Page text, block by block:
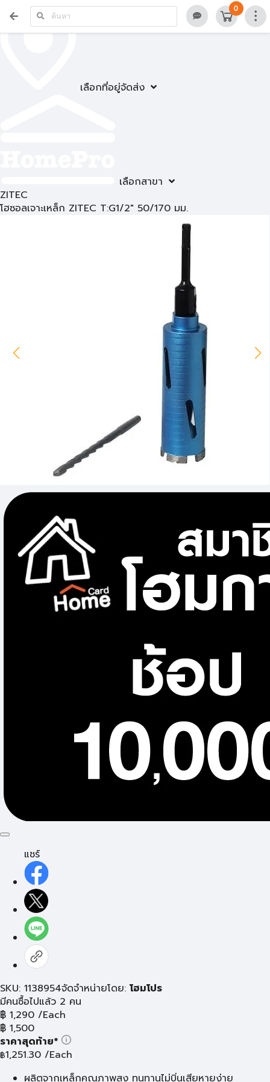
เลือกที่อยู่จัดส่ง
เลือกสาขา
0
ZITEC
โฮซอลเจาะเหล็ก ZITEC T:G1/2" 50/170 มม.
แชร์
SKU: 1138954จัดจำหน่ายโดย: โฮมโปร
มีคนซื้อไปแล้ว 2 คน
฿ 1,290 /Each
฿ 1,500
ราคาสุดท้าย*
฿1,251.30 /Each
ผลิตจากเหล็กคุณภาพสูง ทนทานไม่บิ่นเสียหายง่าย